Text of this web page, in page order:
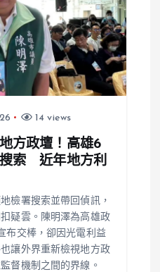
14 views
方政壇！高雄6
索 近年地方利
檢署搜索並帶回偵訊，
疑雲。陳明澤為高雄政
布交棒，卻因光電利益
讓外界重新檢視地方政
督機制之間的界線。